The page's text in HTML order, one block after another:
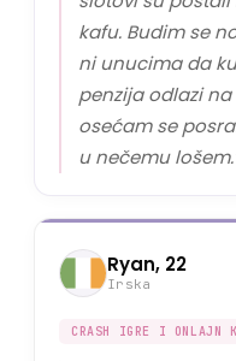
kafu. Budim se
ni unucima da
penzija odlazi
osećam se
u nečemu lošem.
Ryan, 22
Irska
CRASH IGRE I ONLAJN